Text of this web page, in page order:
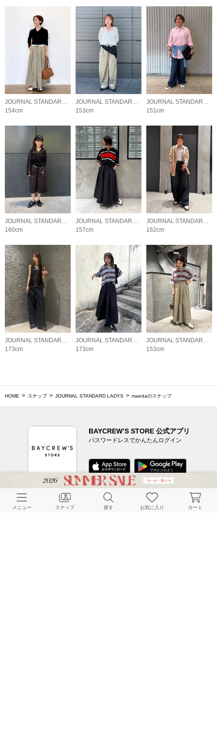
JOURNAL STANDARD LADYS
154cm
JOURNAL STANDARD LADYS
153cm
JOURNAL STANDARD LADYS
151cm
JOURNAL STANDARD LADYS
160cm
JOURNAL STANDARD LADYS
157cm
JOURNAL STANDARD LADYS
162cm
JOURNAL STANDARD LADYS
173cm
JOURNAL STANDARD LADYS
173cm
JOURNAL STANDARD LADYS
153cm
HOME スナップ JOURNAL STANDARD LADYS maedaのスナップ
BAYCREW’S STORE 公式アプリ
パスワードレスでかんたんログイン
CUSTOMER SERVICE
メニュー スナップ 探す お気に入り カート